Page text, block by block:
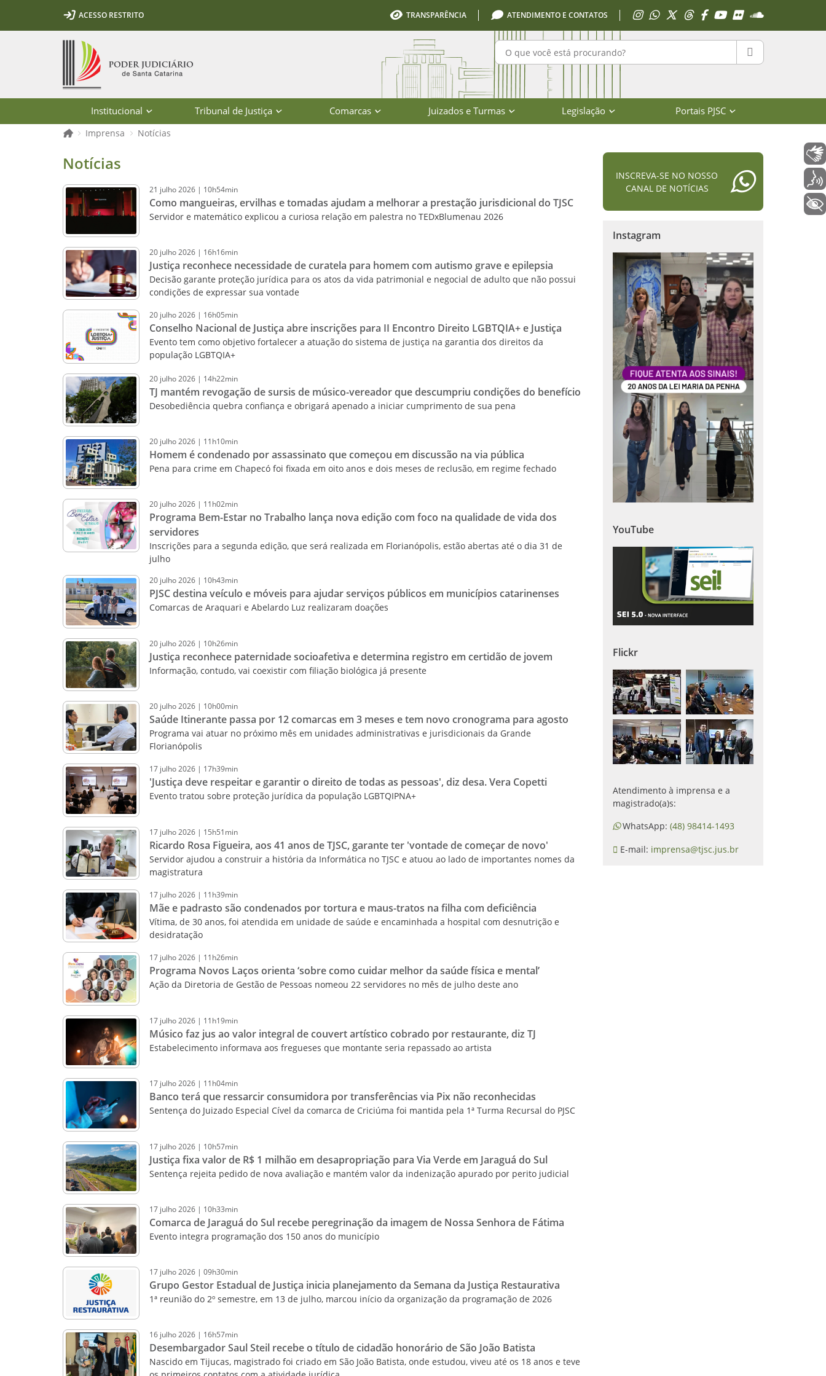
Ir para o conteúdo
Ir para a ferramenta de acessibilidade - Rybená
Ir para o menu principal
Ir para a pesquisa
Ir para o rodapé
Ir para a página inicialACESSO RESTRITO TRANSPARÊNCIA ATENDIMENTO E CONTATOS Acessar Instagram
Acessar WhatsApp
Acessar XAcessar Threads
Acessar Facebook
Acessar YouTube
Acessar Flickr
Acessar
Pesquisar no portal PESQUISAR
Institucional Tribunal de Justiça Comarcas Juizados e Turmas Legislação Portais PJSC
Página inicial
Imprensa Notícias
Notícias - Imprensa - Poder Judiciário de Santa Catarina
Notícias
21 julho2026 | 10h54min
Como mangueiras, ervilhas e tomadas ajudam a melhorar a prestação jurisdicional do TJSC
Servidor e matemático explicou a curiosa relação em palestra no TEDxBlumenau 2026
20 julho2026 | 16h16min
Justiça reconhece necessidade de curatela para homem com autismo grave e epilepsia
Decisão garante proteção jurídica para os atos da vida patrimonial e negocial de adulto que não possui
condições de expressar sua vontade
20 julho2026 | 16h05min
Conselho Nacional de Justiça abre inscrições para II Encontro Direito LGBTQIA+ e Justiça
Evento tem como objetivo fortalecer a atuação do sistema de justiça na garantia dos direitos da
população LGBTQIA+
20 julho2026 | 14h22min
TJ mantém revogação de sursis de músico-vereador que descumpriu condições do benefício
Desobediência quebra confiança e obrigará apenado a iniciar cumprimento de sua pena
20 julho2026 | 11h10min
Homem é condenado por assassinato que começou em discussão na via pública
Pena para crime em Chapecó foi fixada em oito anos e dois meses de reclusão, em regime fechado
20 julho2026 | 11h02min
Programa Bem-Estar no Trabalho lança nova edição com foco na qualidade de vida dos
servidores
Inscrições para a segunda edição, que será realizada em Florianópolis, estão abertas até o dia 31 de
julho
20 julho2026 | 10h43min
PJSC destina veículo e móveis para ajudar serviços públicos em municípios catarinenses
Comarcas de Araquari e Abelardo Luz realizaram doações
20 julho2026 | 10h26min
Justiça reconhece paternidade socioafetiva e determina registro em certidão de jovem
Informação, contudo, vai coexistir com filiação biológica já presente
20 julho2026 | 10h00min
Saúde Itinerante passa por 12 comarcas em 3 meses e tem novo cronograma para agosto
Programa vai atuar no próximo mês em unidades administrativas e jurisdicionais da Grande
Florianópolis
17 julho2026 | 17h39min
'Justiça deve respeitar e garantir o direito de todas as pessoas', diz desa. Vera Copetti
Evento tratou sobre proteção jurídica da população LGBTQIPNA+
17 julho2026 | 15h51min
Ricardo Rosa Figueira, aos 41 anos de TJSC, garante ter 'vontade de começar de novo'
Servidor ajudou a construir a história da Informática no TJSC e atuou ao lado de importantes nomes da
magistratura
17 julho2026 | 11h39min
Mãe e padrasto são condenados por tortura e maus-tratos na filha com deficiência
Vítima, de 30 anos, foi atendida em unidade de saúde e encaminhada a hospital com desnutrição e
desidratação
17 julho2026 | 11h26min
Programa Novos Laços orienta ‘sobre como cuidar melhor da saúde física e mental’
Ação da Diretoria de Gestão de Pessoas nomeou 22 servidores no mês de julho deste ano
17 julho2026 | 11h19min
Músico faz jus ao valor integral de couvert artístico cobrado por restaurante, diz TJ
Estabelecimento informava aos fregueses que montante seria repassado ao artista
17 julho2026 | 11h04min
Banco terá que ressarcir consumidora por transferências via Pix não reconhecidas
Sentença do Juizado Especial Cível da comarca de Criciúma foi mantida pela 1ª Turma Recursal do PJSC
17 julho2026 | 10h57min
Justiça fixa valor de R$ 1 milhão em desapropriação para Via Verde em Jaraguá do Sul
Sentença rejeita pedido de nova avaliação e mantém valor da indenização apurado por perito judicial
17 julho2026 | 10h33min
Comarca de Jaraguá do Sul recebe peregrinação da imagem de Nossa Senhora de Fátima
Evento integra programação dos 150 anos do município
17 julho2026 | 09h30min
Grupo Gestor Estadual de Justiça inicia planejamento da Semana da Justiça Restaurativa
1ª reunião do 2º semestre, em 13 de julho, marcou início da organização da programação de 2026
16 julho2026 | 16h57min
Desembargador Saul Steil recebe o título de cidadão honorário de São João Batista
Nascido em Tijucas, magistrado foi criado em São João Batista, onde estudou, viveu até os 18 anos e teve
INSCREVA-SE NO NOSSO
CANAL DE NOTÍCIAS
Instagram
YouTube
Flickr
Atendimento à imprensa e a
magistrado(a)s:
WhatsApp: (48) 98414-1493
E-mail: imprensa@tjsc.jus.br
Libras
+ Acessibilidade